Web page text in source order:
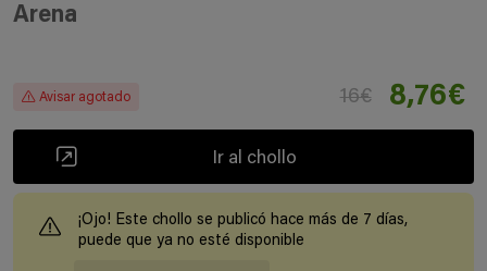
Arena
Avisar agotado 16€ 8,76€
Ir al chollo
¡Ojo! Este chollo se publicó hace más de 7 días,
puede que ya no esté disponible